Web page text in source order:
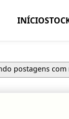
INÍCIO
postagens com